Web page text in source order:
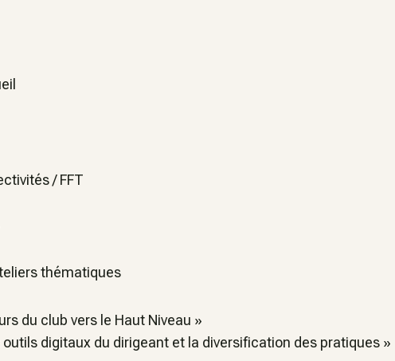
/ FFT
thématiques
du club vers le Haut Niveau »
outils digitaux du dirigeant et la diversification des pratiques »